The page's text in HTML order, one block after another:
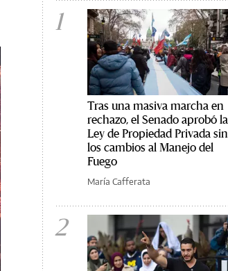
1
Tras una masiva marcha en
rechazo, el Senado aprobó la
Ley de Propiedad Privada sin
los cambios al Manejo del
Fuego
María Cafferata
2